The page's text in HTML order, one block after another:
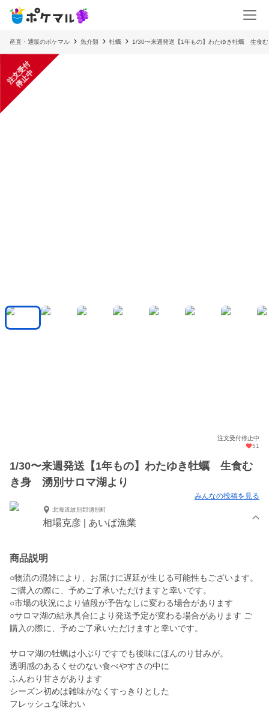
産直・通販のポケマル 魚介類 牡蠣 1/30〜来週発送【1年もの】わたゆき牡蠣 生食
注
文
受
付
停
止
中
注文受付停止中
51
1/30〜来週発送【1年もの】わたゆき牡蠣 生食む
き身 湧別サロマ湖より
みんなの投稿を見る
北海道紋別郡湧別町
相場克彦 | あいば漁業
商品説明
○物流の混雑により、お届けに遅延が生じる可能性もございます。
ご購入の際に、予めご了承いただけますと幸いです。
○市場の状況により値段が予告なしに変わる場合があります
○サロマ湖の結氷具合により発送予定が変わる場合があります ご
購入の際に、予めご了承いただけますと幸いです。
サロマ湖の牡蠣は小ぶりですでも後味にほんのり甘みが。
透明感のあるくせのない食べやすさの中に
ふんわり甘さがあります
シーズン初めは雑味がなくすっきりとした
フレッシュな味わい